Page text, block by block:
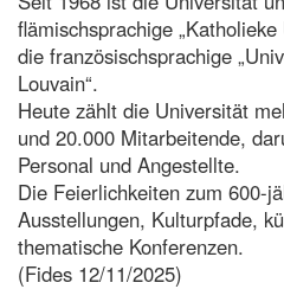
flämischsprachige
die französischsprachige
Louvain“.
Heute zählt die Universität
und 20.000 Mitarbeitende,
Personal und Angestellte.
Die Feierlichkeiten zum 600-
Ausstellungen, Kulturpfade,
thematische Konferenzen.
(Fides 12/11/2025)